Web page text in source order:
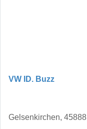
VW ID. Buzz
Gelsenkirchen, 45888